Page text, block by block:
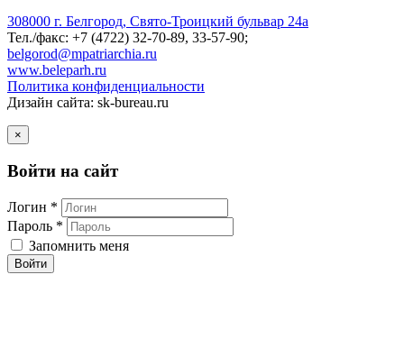
308000 г. Белгород, Свято-Троицкий бульвар 24а
Тел./факс: +7 (4722) 32-70-89, 33-57-90;
belgorod@mpatriarchia.ru
www.beleparh.ru
Политика конфиденциальности
Дизайн сайта: sk-bureau.ru
×
Войти на сайт
Логин *
Пароль *
Запомнить меня
Войти